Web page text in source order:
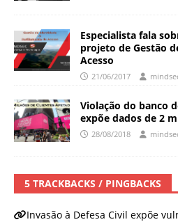
Especialista fala
projeto de Gestão
Acesso
21/06/2017
Violação do banco
expõe dados de 2
28/08/2018
5 TRACKBACKS / PINGBACKS
Invasão à Defesa Civil expõe